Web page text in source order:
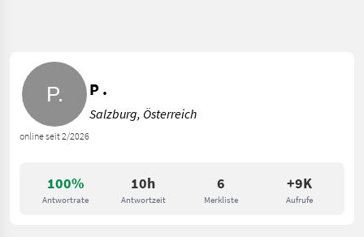
100%
Antwortrate
10h
Antwortzeit
6
Merkliste
+9K
Aufrufe
online seit 2/2026
P .
Salzburg, Österreich